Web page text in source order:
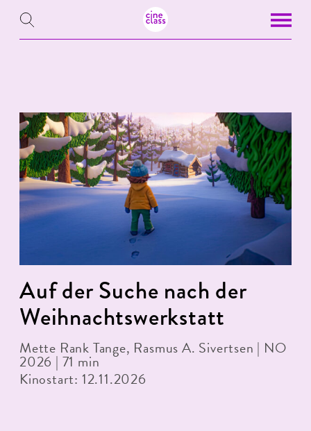
Auf der Suche nach der
Weihnachtswerkstatt
Mette Rank Tange, Rasmus A. Sivertsen | NO
2026 | 71 min
Kinostart: 12.11.2026